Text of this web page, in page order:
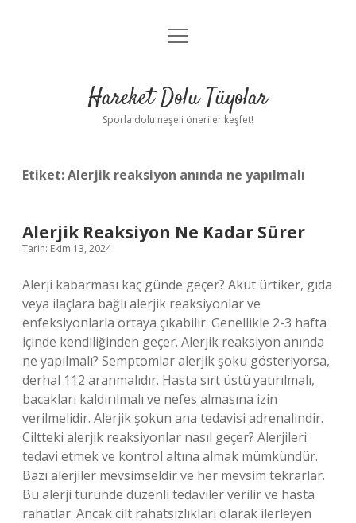
Anasayfa
Yasal Uyarı
menüyü
Hareket Dolu Tüyolar
Sporla dolu neşeli öneriler keşfet!
Etiket:Alerjik reaksiyon anında ne yapılmalı
Alerjik Reaksiyon Ne Kadar Sürer
Tarih: Ekim 13, 2024
Alerji kabarması kaç günde geçer? Akut ürtiker, gıda
veya ilaçlara bağlı alerjik reaksiyonlar ve
enfeksiyonlarla ortaya çıkabilir. Genellikle 2-3 hafta
içinde kendiliğinden geçer. Alerjik reaksiyon anında
ne yapılmalı? Semptomlar alerjik şoku gösteriyorsa,
derhal 112 aranmalıdır. Hasta sırt üstü yatırılmalı,
bacakları kaldırılmalı ve nefes almasına izin
verilmelidir. Alerjik şokun ana tedavisi adrenalindir.
Ciltteki alerjik reaksiyonlar nasıl geçer? Alerjileri
tedavi etmek ve kontrol altına almak mümkündür.
Bazı alerjiler mevsimseldir ve her mevsim tekrarlar.
Bu alerji türünde düzenli tedaviler verilir ve hasta
rahatlar. Ancak cilt rahatsızlıkları olarak ilerleyen